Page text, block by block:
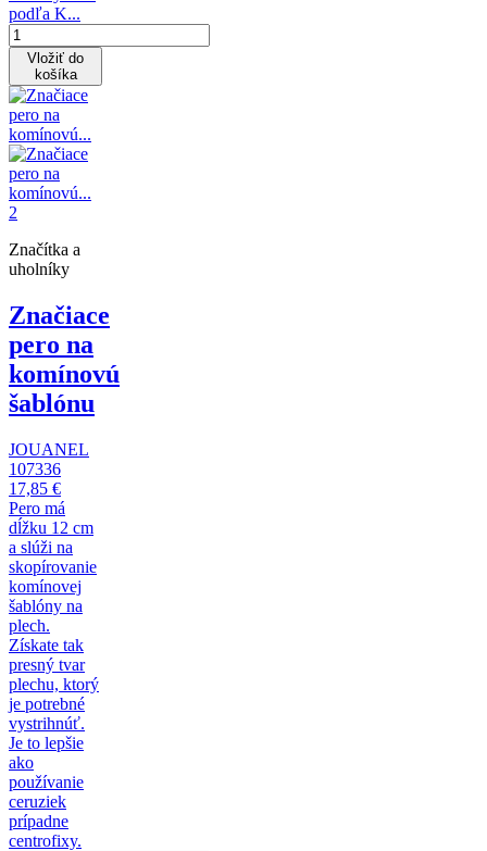
podľa K...
Vložiť do
košíka
Značítka a
uholníky
Značiace
pero na
komínovú
šablónu
JOUANEL
107336
17,85 €
Pero má
dĺžku 12 cm
a slúži na
skopírovanie
komínovej
šablóny na
plech.
Získate tak
presný tvar
plechu, ktorý
je potrebné
vystrihnúť.
Je to lepšie
ako
používanie
ceruziek
prípadne
centrofixy.